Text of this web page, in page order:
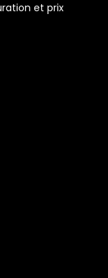
et prix